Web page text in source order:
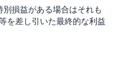
損益がある場合はそれも
を差し引いた最終的な利益